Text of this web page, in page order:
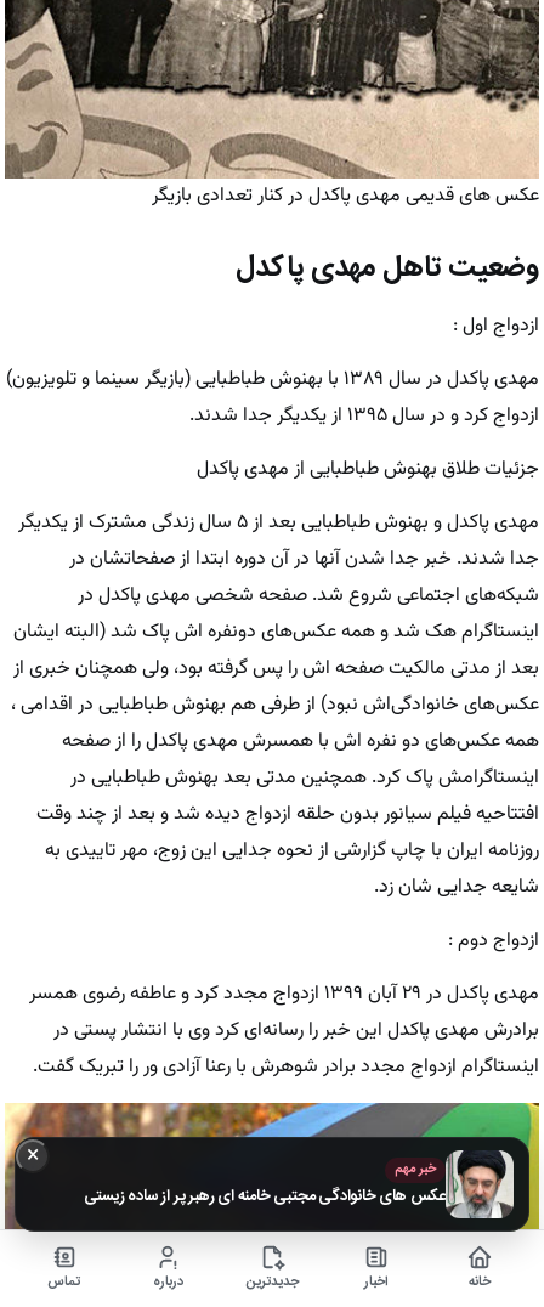
عکس های قدیمی مهدی پاکدل در کنار تعدادی بازیگر
وضعیت تاهل مهدی پاکدل
ازدواج اول :
مهدی پاکدل در سال ۱۳۸۹ با بهنوش طباطبایی (بازیگر سینما و تلویزیون)
ازدواج کرد و در سال ۱۳۹۵ از یکدیگر جدا شدند.
جزئیات طلاق بهنوش طباطبایی از مهدی پاکدل
مهدی پاکدل
و بهنوش طباطبایی بعد از ۵ سال زندگی مشترک از یکدیگر
جدا شدند. خبر جدا شدن آنها در آن دوره ابتدا از صفحاتشان در
شبکه‌های اجتماعی شروع شد. صفحه شخصی مهدی پاکدل در
اینستاگرام هک شد و همه عکس‌های دونفره اش پاک شد (البته ایشان
بعد از مدتی مالکیت صفحه اش را پس گرفته بود، ولی همچنان خبری از
عکس‌های خانوادگی‌اش نبود) از طرفی هم بهنوش طباطبایی در اقدامی ،
همه عکس‌های دو نفره اش با همسرش مهدی پاکدل را از صفحه‌
اینستاگرامش پاک کرد. همچنین مدتی بعد بهنوش طباطبایی در
افتتاحیه فیلم سیانور بدون حلقه ازدواج دیده شد و بعد از چند وقت
روزنامه ایران با چاپ گزارشی از نحوه جدایی این زوج، مهر تاییدی به
شایعه جدایی شان زد.
ازدواج دوم :
مهدی پاکدل در ۲۹ آبان ۱۳۹۹ ازدواج مجدد کرد و عاطفه رضوی همسر
برادرش مهدی پاکدل این خبر را رسانه‌ای کرد وی با انتشار پستی در
اینستاگرام ازدواج مجدد برادر شوهرش با رعنا آزادی ور را تبریک گفت.
× خبر مهم
عکس های خانوادگی مجتبی خامنه ای رهبر پر از ساده زیستی
خانه اخبار جدیدترین درباره تماس